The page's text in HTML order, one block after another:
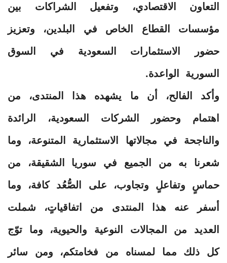
التعاون الاقتصادي، وتفعيل الشراكات بين
مؤسسات القطاع الخاص في البلدين، وتعزيز
حضور الاستثمارات السعودية في السوق
السورية الواعدة.
وأكد الفالح، أن ما يشهده هذا المنتدى، من
اهتمام وحضور الشركات السعودية، الرائدة
والناجحة في مجالاتها الاستثمارية المتنوعة، وما
شعرنا به من الجميع في سوريا الشقيقة، من
حماسٍ وتفاعلٍ وتجاوب، على الصُّعُد كافة، وما
أسفر عنه هذا المنتدى من اتفاقياتٍ، شملت
العديد من المجالات النوعية والحيوية، وما توّج
كل ذلك مما لمسناه من فخامتكم، ومن سائر